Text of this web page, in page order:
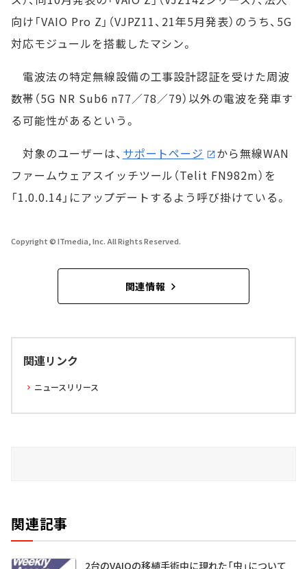
向け「VAIO Pro Z」（VJPZ11、21年5月発表）のうち、5G
対応モジュールを搭載したマシン。
電波法の特定無線設備の工事設計認証を受けた周波
数帯（5G NR Sub6 n77／78／79）以外の電波を発車す
る可能性があるという。
対象のユーザーは、 サポートページ
から無線WAN
ファームウェアスイッチツール（Telit FN982m）を
「1.0.0.14」にアップデートするよう呼び掛けている。
Copyright © ITmedia, Inc. All Rights Reserved.
関連情報
関連リンク
ニュースリリース
関連記事
2台のVAIOの移植手術中に現れた「虫」について